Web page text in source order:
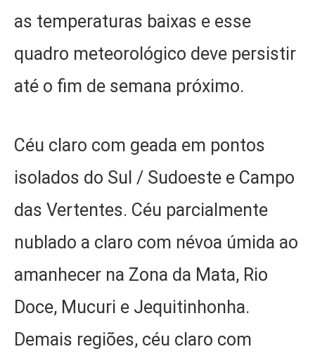
as temperaturas baixas e esse
quadro meteorológico deve persistir
até o fim de semana próximo.
Céu claro com geada em pontos
isolados do Sul / Sudoeste e Campo
das Vertentes. Céu parcialmente
nublado a claro com névoa úmida ao
amanhecer na Zona da Mata, Rio
Doce, Mucuri e Jequitinhonha.
Demais regiões, céu claro com